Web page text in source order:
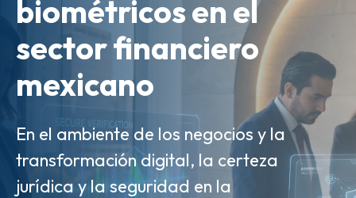
Gobernanza de
Datos e IA: Key
Takeaways del
Revolution Banking
& Retail Forum
biométricos en el
sector financiero
mexicano
En el ambiente de los negocios y la
transformación digital, la certeza
jurídica y la seguridad en la
(MVE) es el salto
digital de las
aduanas en México
Así como la factura electrónica abrió
la puerta a la digitalización
corporativa, herramientas como la